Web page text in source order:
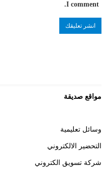
I comment.
مواقع صديقة
وسائل تعليمية
التحضير الالكتروني
شركة تسويق الكتروني